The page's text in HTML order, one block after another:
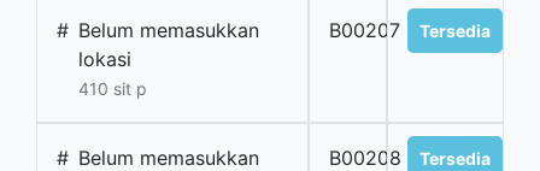
# Belum memasukkan
lokasi
410 sit p
B00207 Tersedia
# Belum memasukkan
B00208 Tersedia